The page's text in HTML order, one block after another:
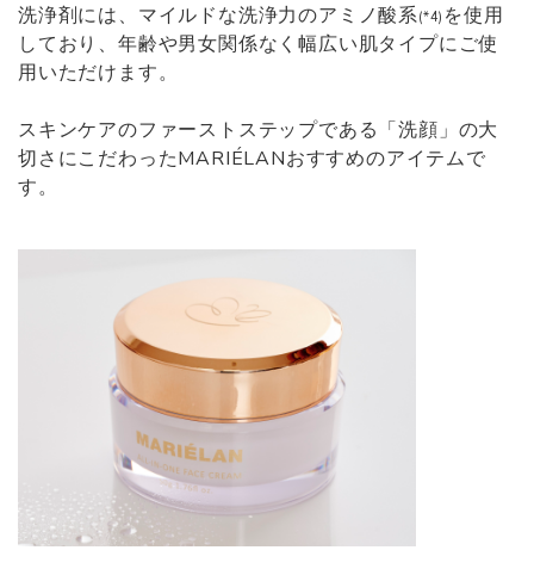
洗浄剤には、マイルドな洗浄力のアミノ酸系(*4) を使用
しており、年齢や男女関係なく幅広い肌タイプにご使
用いただけます。
スキンケアのファーストステップである「洗顔」の大
切さにこだわったMARIÉLANおすすめのアイテムで
す。